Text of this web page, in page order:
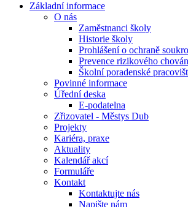
Základní informace
O nás
Zaměstnanci školy
Historie školy
Prohlášení o ochraně
Prevence rizikového
Školní poradenské
Povinné informace
Úřední deska
E-podatelna
Zřizovatel - Městys Dub
Projekty
Kariéra, praxe
Aktuality
Kalendář akcí
Formuláře
Kontakt
Kontaktujte nás
Napište nám